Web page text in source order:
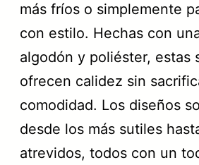
más fríos o simplemente
con estilo. Hechas con
algodón y poliéster, estas
ofrecen calidez sin
comodidad. Los diseños
desde los más sutiles
atrevidos, todos con un